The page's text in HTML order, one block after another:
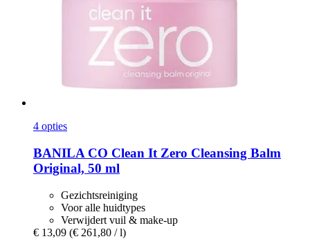
4 opties
BANILA CO Clean It Zero Cleansing Balm
Original, 50 ml
Gezichtsreiniging
Voor alle huidtypes
Verwijdert vuil & make-up
€ 13,09 (€ 261,80 / l)